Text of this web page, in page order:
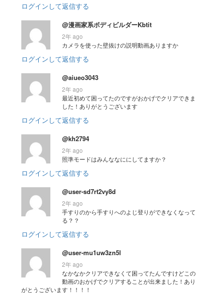
ログインして返信する
@漫画家系ボディビルダーKbtit
2年 ago
カメラを使った壁抜けの説明動画ありますか
ログインして返信する
@aiueo3043
2年 ago
最近初めて困ってたのですがおかげでクリアできま
した！ありがとうございます
ログインして返信する
@kh2794
2年 ago
照準モードはみんななににしてますか？
ログインして返信する
@user-sd7rt2vy8d
2年 ago
手すりのから手すりへのよじ登りができなくなって
る？？
ログインして返信する
@user-mu1uw3zn5l
2年 ago
なかなかクリアできなくて困ってたんですけどこの
動画のおかげでクリアすることが出来ました！あり
がとうございます！！！！